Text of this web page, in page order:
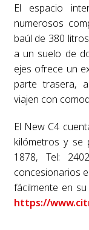
El espacio
numerosos
baúl de 380
a un suelo de
ejes ofrece un
parte trasera,
viajen con
El New C4
kilómetros y se
1878, Tel:
concesionarios
fácilmente en
https://